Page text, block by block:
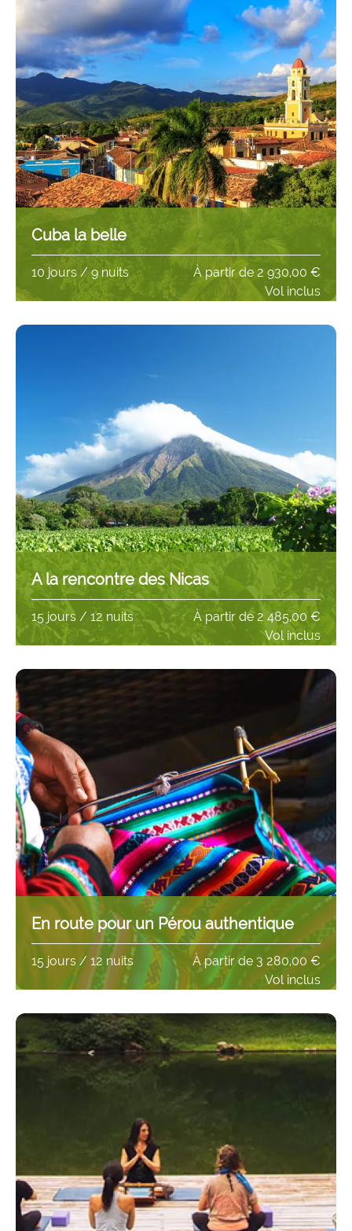
Cuba la belle
10 jours / 9 nuits
Vol inclus
À partir de 2 930,00 €
A la rencontre des Nicas
15 jours / 12 nuits
Vol inclus
À partir de2 485,00 €
En route pour un Pérou authentique
15 jours / 12 nuits
Vol inclus
À partir de 3 280,00 €